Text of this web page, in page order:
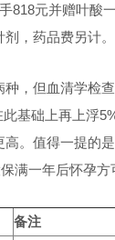
818元并赠叶酸
，药品费另计。
种，但血清学检
基础上再上浮
。值得一提的
满一年后怀孕
备注